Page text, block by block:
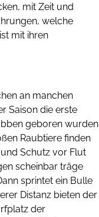
mit Zeit und
welche
mit ihren
an manchen
Saison die erste
geboren wurden
Raubtiere finden
Schutz vor Flut
scheinbar träge
sprintet ein Bulle
Distanz bieten der
der